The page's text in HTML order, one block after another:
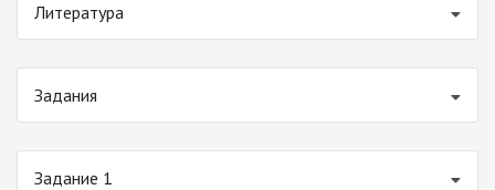
Литература
Задания
Задание 1